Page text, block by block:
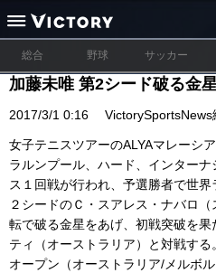
総合 野球 サッカー
加藤未唯 第2シード破る金
2017/3/1 0:16 VictorySportsNews
女子テニスツアーのALYAマレーシ
ラルンプール、ハード、インター
ス１回戦が行われ、予選勝者で世
２シードのＣ・スアレス・ナバロ
転で破る金星をあげ、初戦突破を
ティ（オーストラリア）と対戦す
オープン（オーストラリア/メルボ